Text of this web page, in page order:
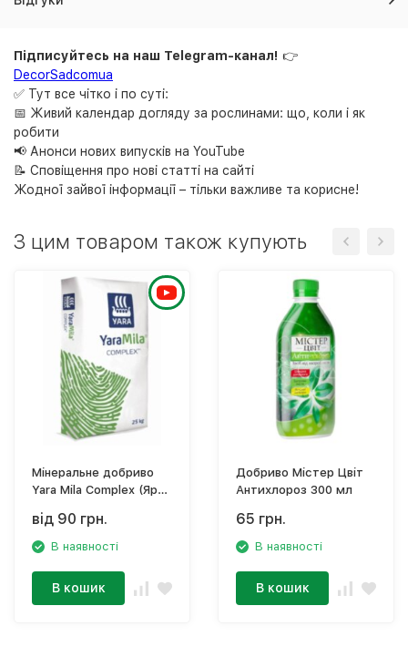
Підписуйтесь на наш Telegram-канал! 👉
DecorSadcomua
✅ Тут все чітко і по суті:
📅 Живий календар догляду за рослинами: що, коли і як
робити
📢 Анонси нових випусків на YouTube
📝 Сповіщення про нові статті на сайті
Жодної зайвої інформації – тільки важливе та корисне!
З цим товаром також купують
Мінеральне добриво
Yara Mila Complex (Яра
18
від 90 грн.
В наявності
В кошик
Добриво Містер Цвіт
Антихлороз 300 мл
65 грн.
В наявності
В кошик